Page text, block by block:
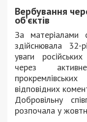
Вербування
об’єктів
За матеріалами
здійснювала 32-
уваги
через
відповідних
Добровільну
розпочала у